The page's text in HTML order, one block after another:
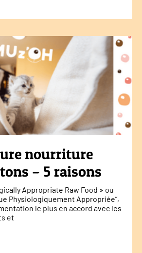
nourriture
– 5 raisons
Appropriate Raw Food » ou
Physiologiquement Appropriée”,
le plus en accord avec les
et